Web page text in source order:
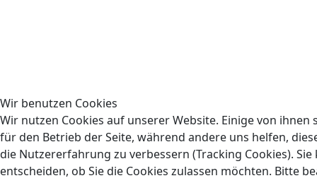
Wir benutzen Cookies
Wir nutzen Cookies auf unserer Website. Einige von ihnen
für den Betrieb der Seite, während andere uns helfen,
die Nutzererfahrung zu verbessern (Tracking Cookies).
entscheiden, ob Sie die Cookies zulassen möchten. Bitte